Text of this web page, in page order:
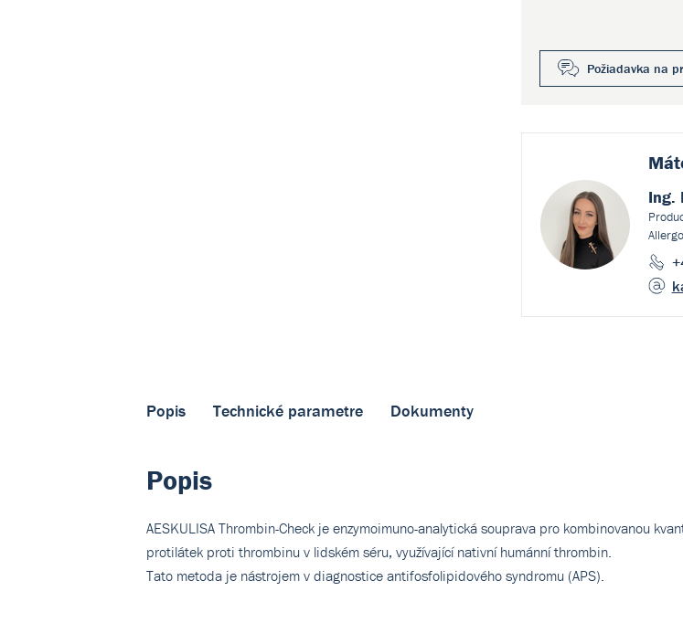
Požiadavka na
Ing.
Popis Technické parametre Dokumenty
Popis
AESKULISA Thrombin-Check je enzymoimuno-analytická souprava pro kombinovanou
protilátek proti thrombinu v lidském séru, využívající nativní humánní thrombin.
Tato metoda je nástrojem v diagnostice antifosfolipidového syndromu (APS).